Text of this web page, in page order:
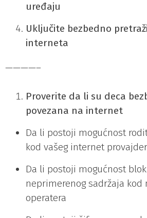
uređaju
Uključite bezbedno
interneta
————–
Proverite da li su deca
povezana na internet
Da li postoji mogućnost
kod vašeg internet
Da li postoji mogućnost
neprimerenog sadržaja kod
operatera